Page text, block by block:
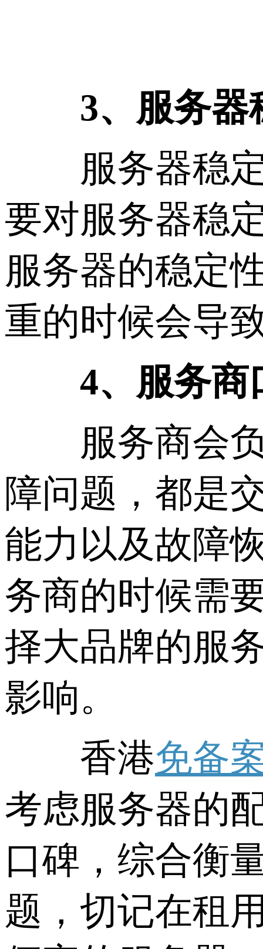
3、服务器
服务器稳定
要对服务器稳
服务器的稳定
重的时候会导
4、服务商
服务商会负
障问题，都是
能力以及故障
务商的时候需
择大品牌的服
影响。
香港免备
考虑服务器的
口碑，综合衡
题，切记在租